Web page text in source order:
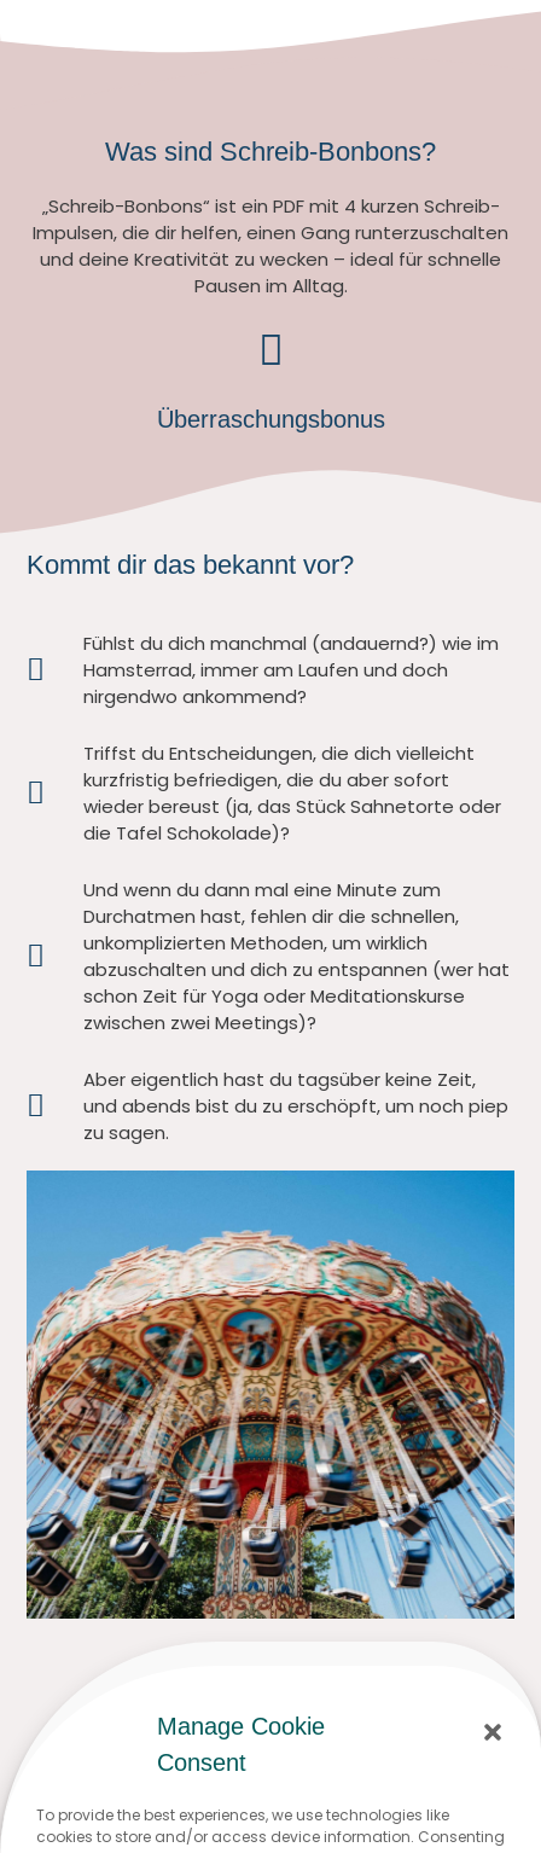
Manage Cookie
Consent
To provide the best experiences, we use technologies like
cookies to store and/or access device information. Consenting
Was sind Schreib-Bonbons?
„Schreib-Bonbons“ ist ein PDF mit 4 kurzen Schreib-
Impulsen, die dir helfen, einen Gang runterzuschalten
und deine Kreativität zu wecken – ideal für schnelle
Pausen im Alltag.
Überraschungsbonus
Kommt dir das bekannt vor?
Fühlst du dich manchmal (andauernd?) wie im
Hamsterrad, immer am Laufen und doch
nirgendwo ankommend?
Triffst du Entscheidungen, die dich vielleicht
kurzfristig befriedigen, die du aber sofort
wieder bereust (ja, das Stück Sahnetorte oder
die Tafel Schokolade)?
Und wenn du dann mal eine Minute zum
Durchatmen hast, fehlen dir die schnellen,
unkomplizierten Methoden, um wirklich
abzuschalten und dich zu entspannen (wer hat
schon Zeit für Yoga oder Meditationskurse
zwischen zwei Meetings)?
Aber eigentlich hast du tagsüber keine Zeit,
und abends bist du zu erschöpft, um noch piep
zu sagen.